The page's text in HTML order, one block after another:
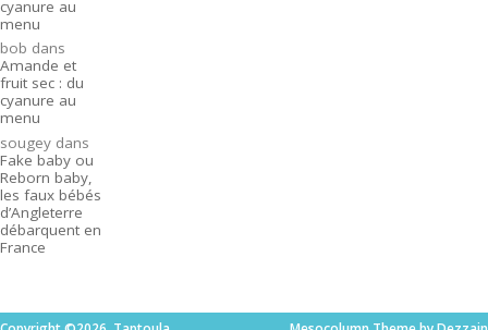
cyanure au
menu
bob dans
Amande et
fruit sec : du
cyanure au
menu
sougey dans
Fake baby ou
Reborn baby,
les faux bébés
d’Angleterre
débarquent en
France